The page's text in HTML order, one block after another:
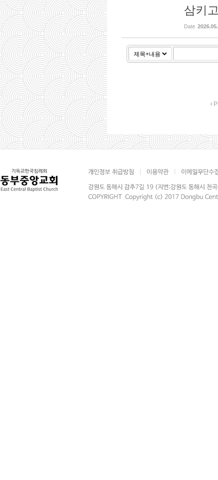
삼키
Date